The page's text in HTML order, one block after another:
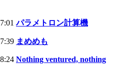
パラメトロン計算機
まめめも
Nothing ventured, nothing